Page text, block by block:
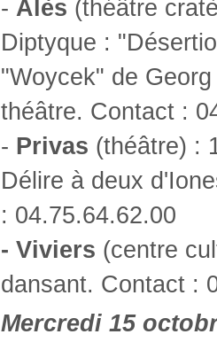
- Alès (théâtre
Diptyque :
"Woycek" de
théâtre. Contact :
- Privas (théâtre) :
Délire à deux
: 04.75.64.62.00
- Viviers (centre
dansant. Contact :
Mercredi 15